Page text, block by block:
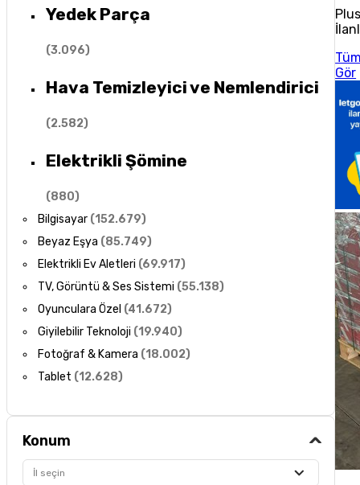
Yedek Parça
(3.096)
Hava Temizleyici ve Nemlendirici
(2.582)
Elektrikli Şömine
(880)
Bilgisayar (152.679)
Beyaz Eşya (85.749)
Elektrikli Ev Aletleri (69.917)
TV, Görüntü & Ses Sistemi (55.138)
Oyunculara Özel (41.672)
Giyilebilir Teknoloji (19.940)
Fotoğraf & Kamera (18.002)
Tablet (12.628)
Konum
İl seçin
Gör